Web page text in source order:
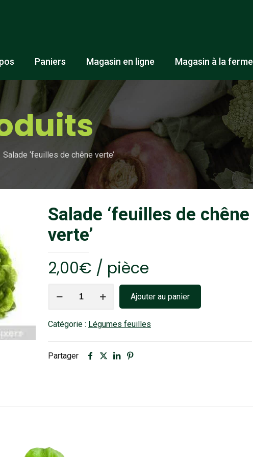
Paniers Magasin en ligne Magasin à la ferme
Salade ‘feuilles de chêne verte’
Salade ‘feuilles de chêne
verte’
2,00€ / pièce
'feuilles
chêne
Ajouter au panier
Catégorie : Légumes feuilles
Partager